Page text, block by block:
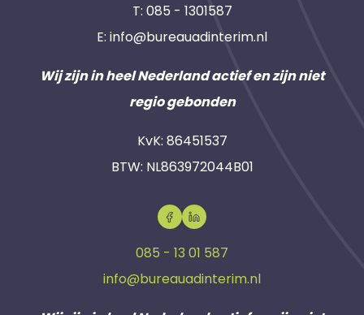
T: 085 - 1301587
E: info@bureauadinterim.nl
Wij zijn in heel Nederland actief en zijn niet
regio gebonden
KvK: 86451537
BTW: NL863972044B01
085 - 13 01 587
info@bureauadinterim.nl